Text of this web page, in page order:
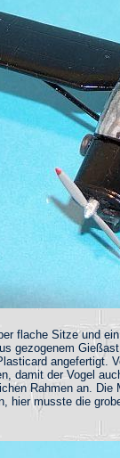
flache Sitze und
gezogenem
angefertigt.
damit der Vogel
Rahmen an.
hier musste die